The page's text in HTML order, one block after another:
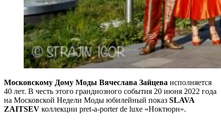
Московскому Дому Моды Вячеслава Зайцева исполняется
40 лет. В честь этого грандиозного события 20 июня 2022 года
на Московской Недели Моды юбилейный показ SLAVA
ZAITSEV коллекции pret-a-porter de luxe «Ноктюрн».